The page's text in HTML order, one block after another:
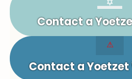
Contact a
Contact a